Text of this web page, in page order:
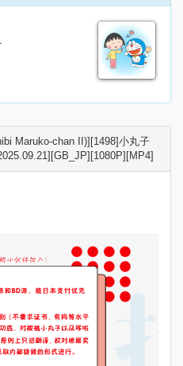
Maruko-chan II)][1498]小丸子